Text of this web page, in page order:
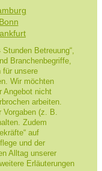
Betreuung“,
Branchenbegriffe,
für unsere
Wir möchten
Angebot nicht
arbeiten.
(z. B.
Zudem
auf
und der
Alltag unserer
Erläuterungen